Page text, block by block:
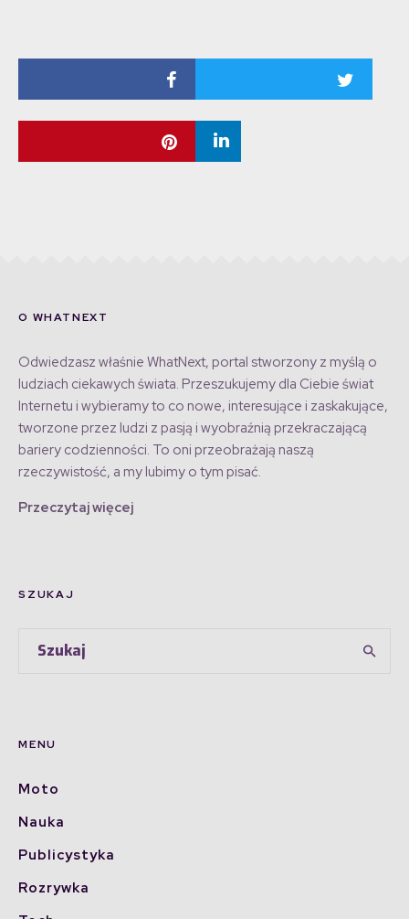
O WHATNEXT
Odwiedzasz właśnie WhatNext, portal stworzony z myślą o
ludziach ciekawych świata. Przeszukujemy dla Ciebie świat
Internetu i wybieramy to co nowe, interesujące i zaskakujące,
tworzone przez ludzi z pasją i wyobraźnią przekraczającą
bariery codzienności. To oni przeobrażają naszą
rzeczywistość, a my lubimy o tym pisać.
Przeczytaj więcej
SZUKAJ
MENU
Moto
Nauka
Publicystyka
Rozrywka